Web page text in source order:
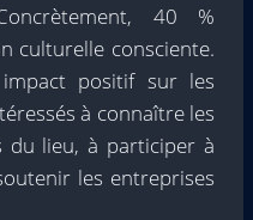
40 %
culturelle consciente.
positif sur les
à connaître les
du lieu, à participer à
les entreprises